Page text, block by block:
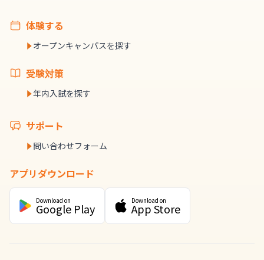
体験する
オープンキャンパスを探す
受験対策
年内入試を探す
サポート
問い合わせフォーム
アプリダウンロード
Download on
Google Play
Download on
App Store